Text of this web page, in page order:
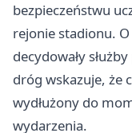
bezpieczeństwu
rejonie stadionu.
decydowały
dróg wskazuje, że
wydłużony do
wydarzenia.